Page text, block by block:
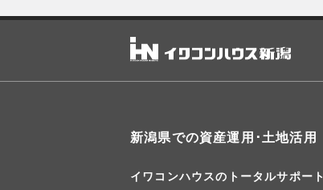
新潟県での資産運用･土地活用
イワコンハウスのトータルサポート